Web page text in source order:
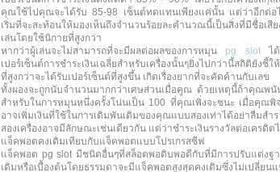
คุณใช้ไปคุณจะได้รับ 85-98 เซ็นต์ทดแทนเพียงแค่นั้น แต่ว่าอีกต่
เริ่มที่จะสะท้อนให้มองเห็นถึงจำนวนร้อยละคำนวณนี้เป็นสิ่งที่มีชื่อเสี
เล่นโดยใช้นิกายที่สูงกว่า
หากว่าผู้เล่นจะไม่สามารถที่จะมีผลต่อผลของการหมุน pg slotได้
เปอร์เซ็นต์การชำระเงินเฉลี่ยสำหรับเครื่องนั้นๆยิ่งไปกว่านี้สถิติยังชี้
ที่สูงกว่าจะได้รับเปอร์เซ็นต์ที่สูงขึ้น เกิดเรื่องยากที่จะคัดค้านกับเลข
ทั้งผองจะถูกนับจำนวนมากกว่าเศษส่วนเมื่อคูณ ด้วยเหตุนี้ถ้าคุณ
สำหรับในการหมุนหนึ่งครั้งโน่นเป็น 100 ที่คุณเพิ่งจะชนะ เมื่อคุณ
อาจเพิ่มเงินที่ใช้ในการเดิมพันเดิมของคุณแบบสองเท่าได้อย่าลืม
สองเครื่องอาจมีลักษณะเช่นเดียวกัน แต่ว่าชำระเงินรางวัลต่อเครดิต
แจ็คพอตคงเดิมเทียบกับแจ็คพอตแบบโปรเกรสซีฟ
แจ็คพอต pg slot มีชนิดอื่นๆที่สล็อตพอดิบพอดีกับที่มีการปรับแต่งฐา
เดิมหรือเบื้องต้นโดยธรรมดาจะมีแจ็คพอตสูงสุดคงเดิมซึ่งไม่เปลี่